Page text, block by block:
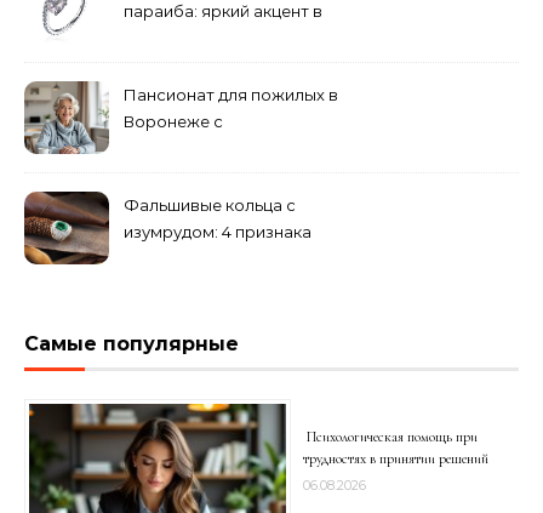
параиба: яркий акцент в
Пансионат для пожилых в
Воронеже с
Фальшивые кольца с
изумрудом: 4 признака
Самые популярные
Психологическая помощь при
трудностях в принятии решений
06.08.2026